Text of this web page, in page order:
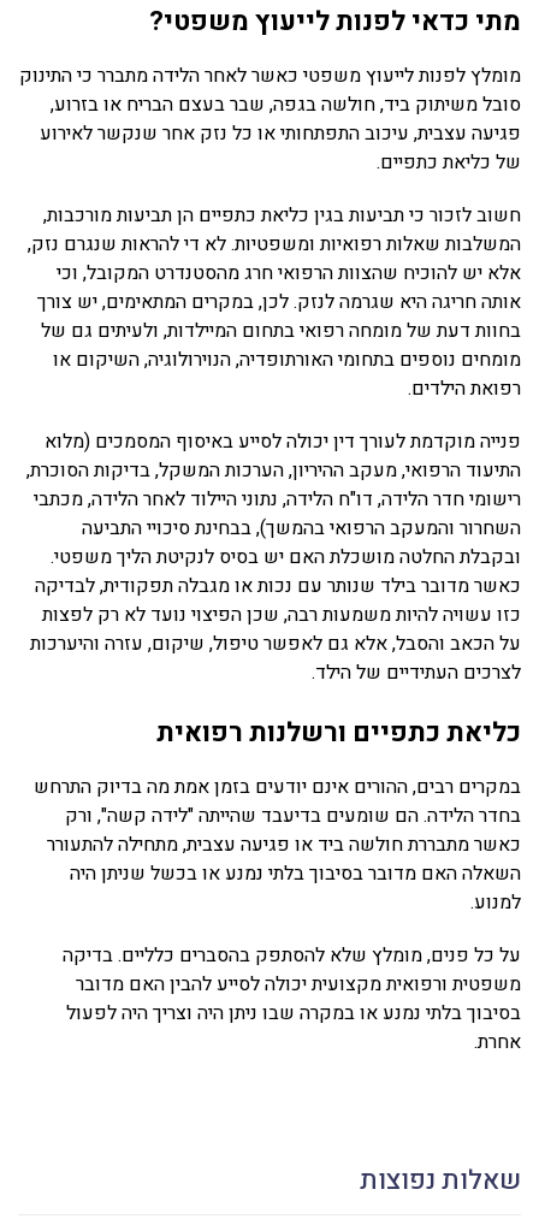
מתי כדאי לפנות לייעוץ משפטי?
מומלץ לפנות לייעוץ משפטי כאשר לאחר הלידה מתברר כי התינוק
סובל משיתוק ביד, חולשה בגפה, שבר בעצם הבריח או בזרוע,
פגיעה עצבית, עיכוב התפתחותי או כל נזק אחר שנקשר לאירוע
של כליאת כתפיים.
חשוב לזכור כי תביעות בגין כליאת כתפיים הן תביעות מורכבות,
המשלבות שאלות רפואיות ומשפטיות. לא די להראות שנגרם נזק,
אלא יש להוכיח שהצוות הרפואי חרג מהסטנדרט המקובל, וכי
אותה חריגה היא שגרמה לנזק. לכן, במקרים המתאימים, יש צורך
בחוות דעת של מומחה רפואי בתחום המיילדות, ולעיתים גם של
מומחים נוספים בתחומי האורתופדיה, הנוירולוגיה, השיקום או
רפואת הילדים.
פנייה מוקדמת לעורך דין יכולה לסייע באיסוף המסמכים (מלוא
התיעוד הרפואי, מעקב ההיריון, הערכות המשקל, בדיקות הסוכרת,
רישומי חדר הלידה, דו"ח הלידה, נתוני היילוד לאחר הלידה, מכתבי
השחרור והמעקב הרפואי בהמשך), בבחינת סיכויי התביעה
ובקבלת החלטה מושכלת האם יש בסיס לנקיטת הליך משפטי.
כאשר מדובר בילד שנותר עם נכות או מגבלה תפקודית, לבדיקה
כזו עשויה להיות משמעות רבה, שכן הפיצוי נועד לא רק לפצות
על הכאב והסבל, אלא גם לאפשר טיפול, שיקום, עזרה והיערכות
לצרכים העתידיים של הילד.
כליאת כתפיים ורשלנות רפואית
במקרים רבים, ההורים אינם יודעים בזמן אמת מה בדיוק התרחש
בחדר הלידה. הם שומעים בדיעבד שהייתה "לידה קשה", ורק
כאשר מתבררת חולשה ביד או פגיעה עצבית, מתחילה להתעורר
השאלה האם מדובר בסיבוך בלתי נמנע או בכשל שניתן היה
למנוע.
על כל פנים, מומלץ שלא להסתפק בהסברים כלליים. בדיקה
משפטית ורפואית מקצועית יכולה לסייע להבין האם מדובר
בסיבוך בלתי נמנע או במקרה שבו ניתן היה וצריך היה לפעול
אחרת.
שאלות נפוצות